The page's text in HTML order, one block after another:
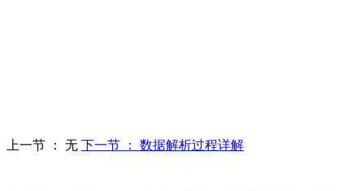
上一节 ： 无 下一节 ： 数据解析过程详解